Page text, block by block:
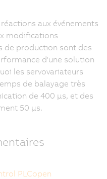
aux événements
modifications
de production sont des
d'une solution
les servovariateurs
de balayage très
de 400 µs, et des
50 µs.
PLCopen